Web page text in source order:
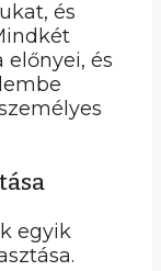
és
és
egyik